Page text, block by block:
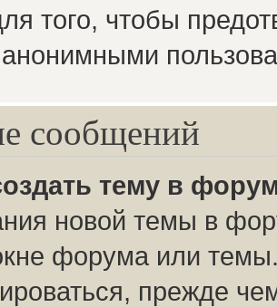
того, чтобы
сообщений
тему в
новой темы в
форума или
прежде